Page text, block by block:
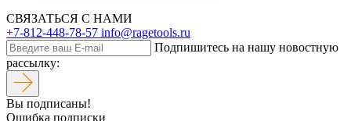
СВЯЗАТЬСЯ С НАМИ
+7-812-448-78-57 info@ragetools.ru
Подпишитесь на нашу новостную
рассылку:
Вы подписаны!
Ошибка подписки